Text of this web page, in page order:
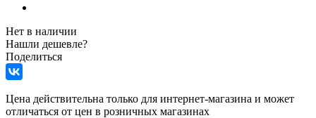
Нет в наличии
Нашли дешевле?
Поделиться
Цена действительна только для интернет-магазина и может
отличаться от цен в розничных магазинах